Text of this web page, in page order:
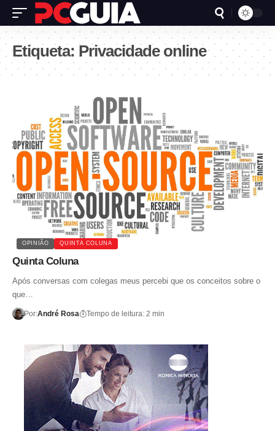
Etiqueta: Privacidade online
OPINIÃO QUINTA COLUNA
Quinta Coluna
Após conversas com colegas meus percebi que os conceitos sobre o
que…
Por:André Rosa Tempo de leitura: 2 min